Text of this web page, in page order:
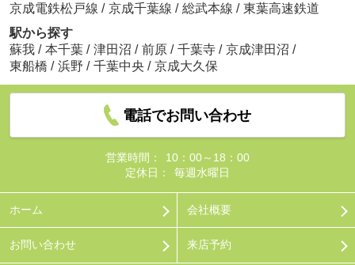
京成電鉄松戸線 / 京成千葉線 / 総武本線 / 東葉高速鉄道
駅から探す
蘇我 / 本千葉 / 津田沼 / 前原 / 千葉寺 / 京成津田沼 /
東船橋 / 浜野 / 千葉中央 / 京成大久保
電話でお問い合わせ
営業時間：
10：00～18：00
定休日：
毎週水曜日
ホーム 会社概要
お問い合わせ 来店予約